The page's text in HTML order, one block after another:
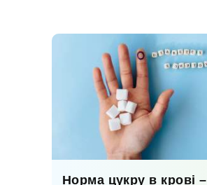
Норма цукру в крові –